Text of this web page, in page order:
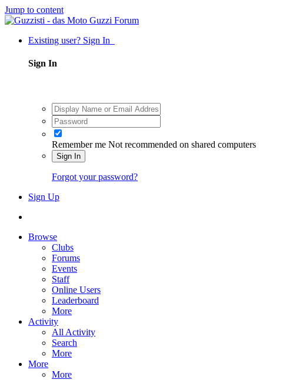
Jump to content
Existing user? Sign In
Sign In
Remember me Not recommended on shared computers
Sign In
Forgot your password?
Sign Up
Browse
Clubs
Forums
Events
Staff
Online Users
Leaderboard
More
Activity
All Activity
Search
More
More
More